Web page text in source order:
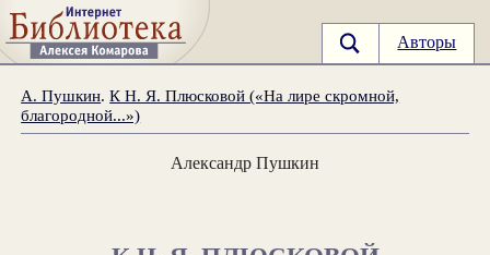
Авторы
А. Пушкин.К Н. Я. Плюсковой («На лире скромной,
благородной...»)
Александр Пушкин